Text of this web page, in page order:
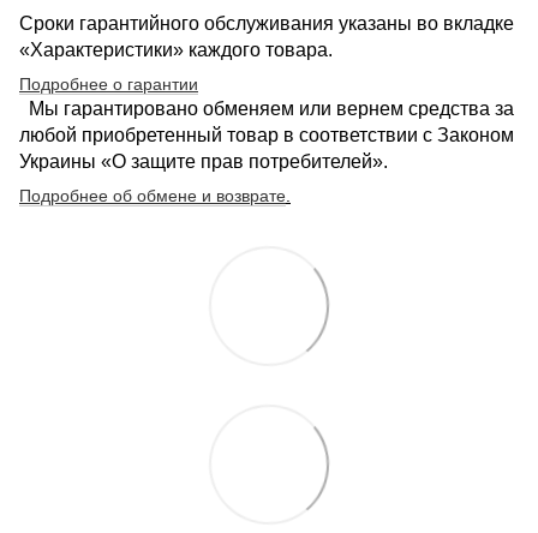
Сроки гарантийного обслуживания указаны во вкладке
«Характеристики» каждого товара.
Подробнее о гарантии
Мы гарантировано обменяем или вернем средства за
любой приобретенный товар в соответствии с Законом
Украины «О защите прав потребителей».
Подробнее об обмене и возврате